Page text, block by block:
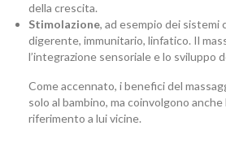
della crescita.
Stimolazione, ad esempio dei sistemi
digerente, immunitario, linfatico. Il
l’integrazione sensoriale e lo sviluppo
Come accennato, i benefici del
solo al bambino, ma coinvolgono
riferimento a lui vicine.